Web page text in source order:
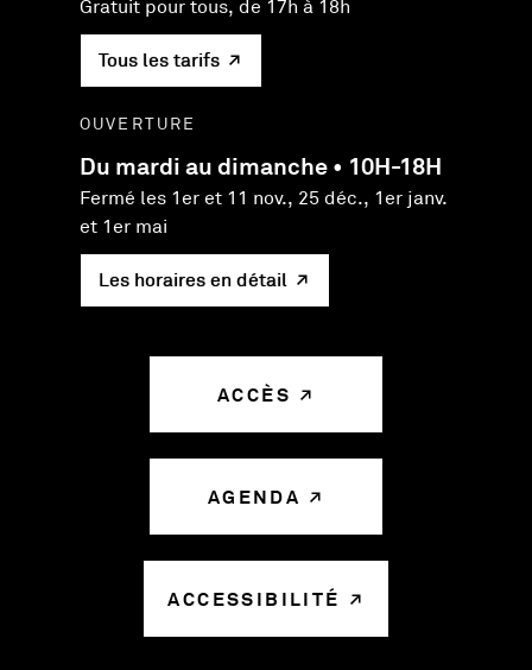
Gratuit pour tous, de 17h à 18h
Tous les tarifs
OUVERTURE
Du mardi au dimanche • 10H-18H
Fermé les 1er et 11 nov., 25 déc., 1er janv.
et 1er mai
Les horaires en détail
ACCÈS
AGENDA
ACCESSIBILITÉ